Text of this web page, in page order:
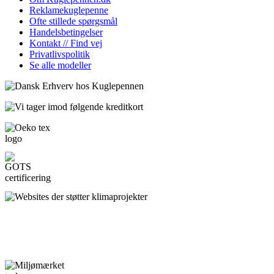
Reklamekuglepenne
Ofte stillede spørgsmål
Handelsbetingelser
Kontakt // Find vej
Privatlivspolitik
Se alle modeller